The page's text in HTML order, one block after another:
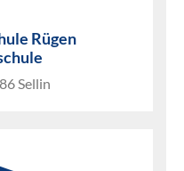
Rügen
Sellin